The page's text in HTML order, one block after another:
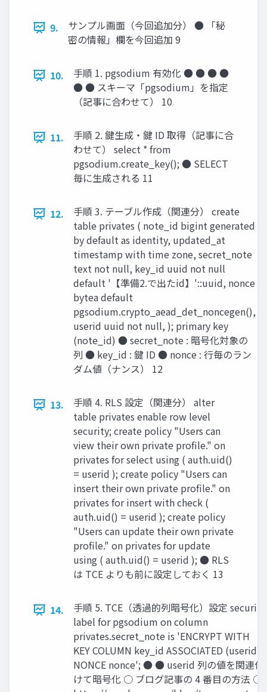
9.
サンプル画面（今回追加分） ● 「秘
密の情報」欄を今回追加 9
10.
手順 1. pgsodium 有効化 ● ● ● ●
● ● スキーマ「pgsodium」を指定
（記事に合わせて） 10
11.
手順 2. 鍵生成・鍵 ID 取得（記事に合
わせて） select * from
pgsodium.create_key(); ● SELECT
毎に生成される 11
12.
手順 3. テーブル作成（関連分） create
table privates ( note_id bigint generated
by default as identity, updated_at
timestamp with time zone, secret_note
text not null, key_id uuid not null
default '【準備2.で出たid】'::uuid, nonce
bytea default
pgsodium.crypto_aead_det_noncegen(),
userid uuid not null, ); primary key
(note_id) ● secret_note : 暗号化対象の
列 ● key_id : 鍵 ID ● nonce : 行毎のラン
ダム値（ナンス） 12
13.
手順 4. RLS 設定（関連分） alter
table privates enable row level
security; create policy "Users can
view their own private profile." on
privates for select using ( auth.uid()
= userid ); create policy "Users can
insert their own private profile." on
privates for insert with check (
auth.uid() = userid ); create policy
"Users can update their own private
profile." on privates for update
using ( auth.uid() = userid ); ● RLS
は TCE よりも前に設定しておく 13
14.
手順 5. TCE（透過的列暗号化）設定 security
label for pgsodium on column
privates.secret_note is 'ENCRYPT WITH
KEY COLUMN key_id ASSOCIATED (userid)
NONCE nonce'; ● ● userid 列の値を関連付
けて暗号化 ○ ブログ記事の 4 番目の方法 ○